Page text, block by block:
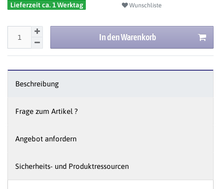
Lieferzeit ca. 1 Werktag Wunschliste
In den Warenkorb
Beschreibung
Frage zum Artikel ?
Angebot anfordern
Sicherheits- und Produktressourcen